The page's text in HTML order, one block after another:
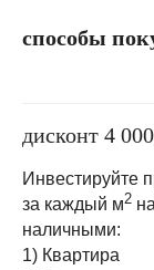
способы
дисконт 4
Инвестируйте
за каждый м2
наличными:
1) Квартира